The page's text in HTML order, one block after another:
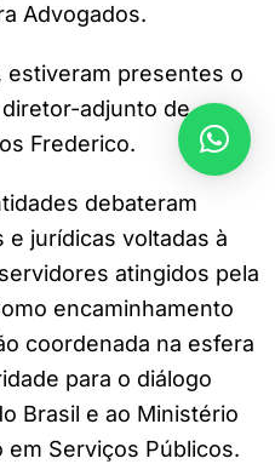
Advogados.
estiveram presentes o
adjunto de
Frederico.
debateram
jurídicas voltadas à
atingidos pela
encaminhamento
coordenada na esfera
para o diálogo
Brasil e ao Ministério
em Serviços Públicos.